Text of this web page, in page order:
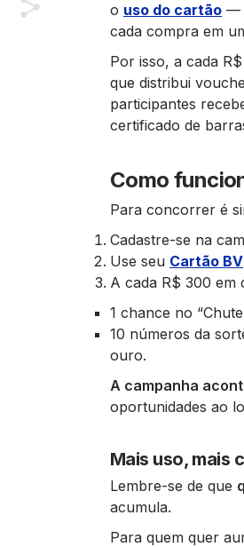
o uso do cartão —
cada compra em
Por isso, a cada
que distribui
participantes
certificado de
Como
Para concorrer é
Cadastre-se na
Use seu Cartão BV
A cada R$ 300 em
1 chance no
10 números da
ouro.
A campanha
oportunidades ao
Mais uso, mais
Lembre-se de que
acumula.
Para quem quer